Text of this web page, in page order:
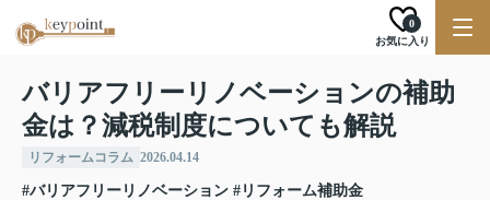
お気に入り
0
バリアフリーリノベーションの補助
金は？減税制度についても解説
リフォームコラム 2026.04.14
#バリアフリーリノベーション #リフォーム補助金